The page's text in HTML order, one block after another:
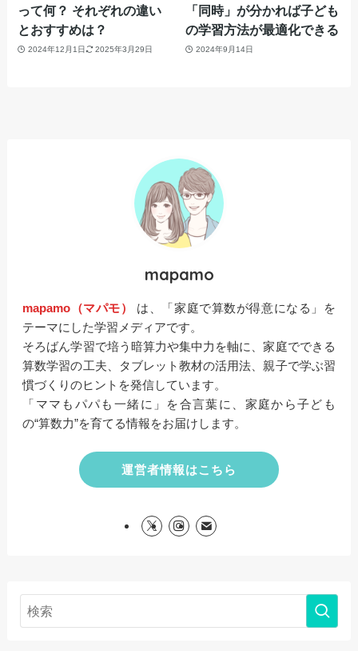
って何？ それぞれの違い
とおすすめは？
2024年12月1日 2025年3月29日
「同時」が分かれば子ども
の学習方法が最適化できる
2024年9月14日
mapamo
mapamo（マパモ） は、「家庭で算数が得意になる」を
テーマにした学習メディアです。
そろばん学習で培う暗算力や集中力を軸に、家庭でできる
算数学習の工夫、タブレット教材の活用法、親子で学ぶ習
慣づくりのヒントを発信しています。
「ママもパパも一緒に」を合言葉に、家庭から子ども
の“算数力”を育てる情報をお届けします。
運営者情報はこちら